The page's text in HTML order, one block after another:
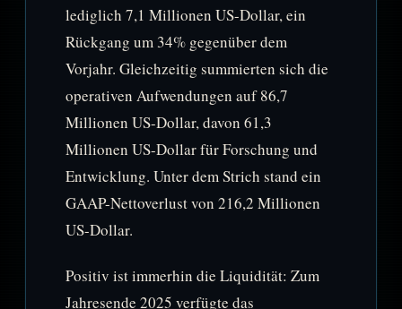
lediglich 7,1 Millionen US-Dollar, ein
Rückgang um 34% gegenüber dem
Vorjahr. Gleichzeitig summierten sich die
operativen Aufwendungen auf 86,7
Millionen US-Dollar, davon 61,3
Millionen US-Dollar für Forschung und
Entwicklung. Unter dem Strich stand ein
GAAP-Nettoverlust von 216,2 Millionen
US-Dollar.
Positiv ist immerhin die Liquidität: Zum
Jahresende 2025 verfügte das